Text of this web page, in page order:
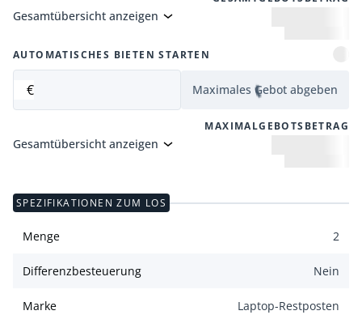
Gesamtübersicht anzeigen
AUTOMATISCHES BIETEN STARTEN
€ Maximales Gebot abgeben
MAXIMALGEBOTSBETRAG
Gesamtübersicht anzeigen
SPEZIFIKATIONEN ZUM LOS
Menge 2
Differenzbesteuerung Nein
Marke Laptop-Restposten